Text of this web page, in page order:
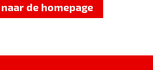
de homepage